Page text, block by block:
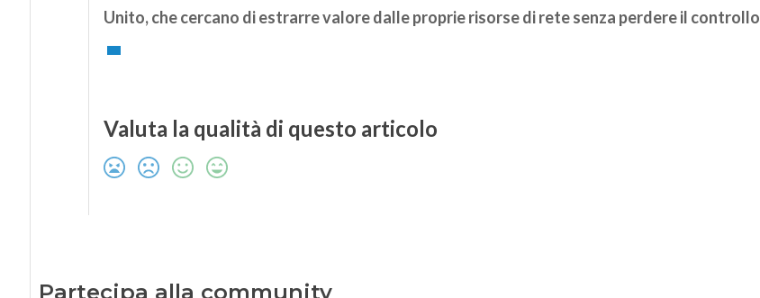
Unito, che cercano di estrarre valore dalle proprie risorse di rete senza perdere il controllo
Valuta la qualità di questo articolo
Partecipa alla community